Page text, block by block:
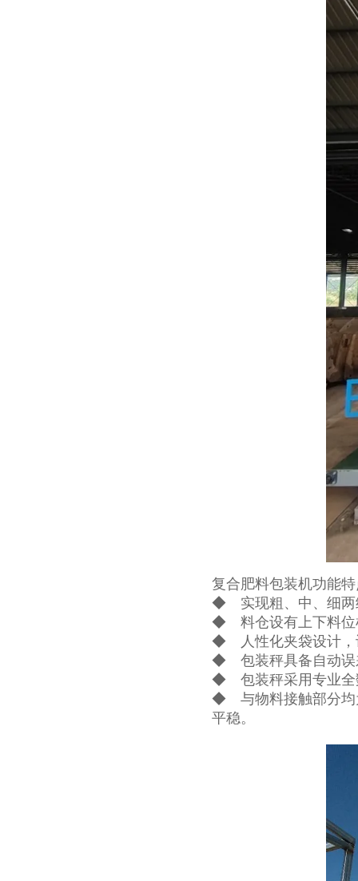
复合肥料包装机功能
◆ 实现粗、中、细两
◆ 料仓设有上下料位
◆ 人性化夹袋设计，
◆ 包装秤具备自动误
◆ 包装秤采用专业全
◆ 与物料接触部分均
平稳。